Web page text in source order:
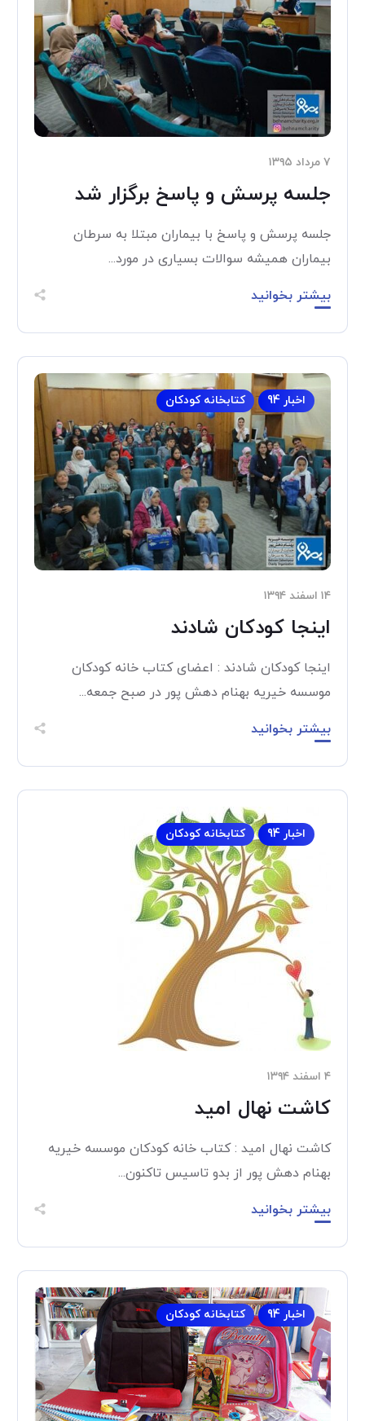
۷ مرداد ۱۳۹۵
جلسه پرسش و پاسخ برگزار شد
جلسه پرسش و پاسخ با بیماران مبتلا به سرطان
بیماران همیشه سوالات بسیاری در مورد...
بیشتر بخوانید
اخبار 94 کتابخانه کودکان
۱۴ اسفند ۱۳۹۴
اینجا کودکان شادند
اینجا کودکان شادند : اعضای کتاب خانه کودکان
موسسه خیریه بهنام دهش پور در صبح جمعه...
بیشتر بخوانید
اخبار 94 کتابخانه کودکان
۴ اسفند ۱۳۹۴
کاشت نهال امید
کاشت نهال امید : کتاب خانه کودکان موسسه خیریه
بهنام دهش پور از بدو تاسیس تاکنون...
بیشتر بخوانید
اخبار 94 کتابخانه کودکان